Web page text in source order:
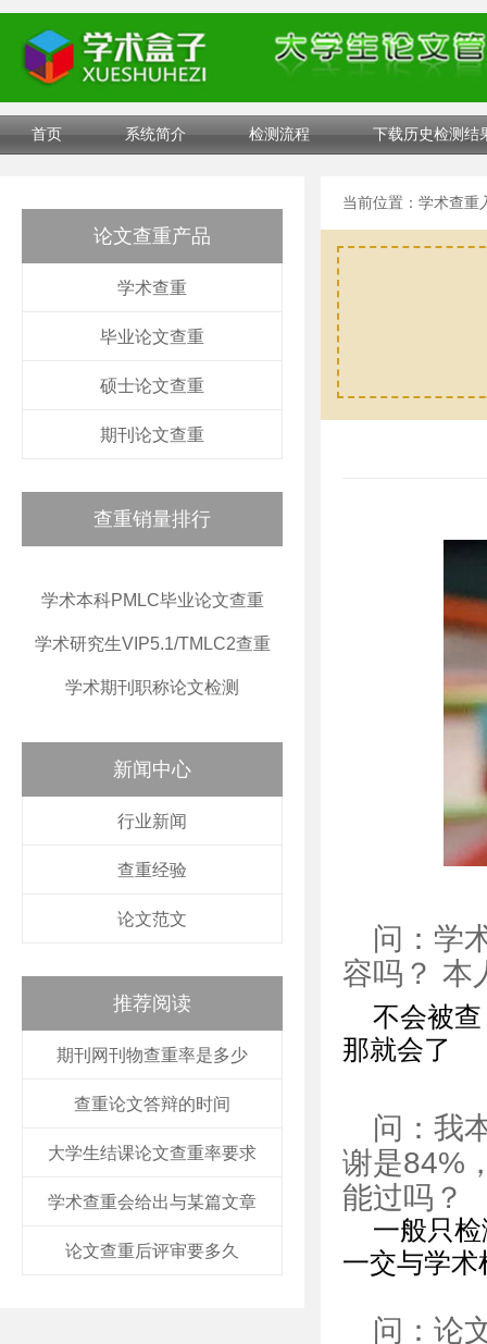
首页 系统简介 检测流程 下载历史检测结
论文查重产品
学术查重
毕业论文查重
硕士论文查重
期刊论文查重
查重销量排行
学术本科PMLC毕业论文查重
学术研究生VIP5.1/TMLC2查重
学术期刊职称论文检测
新闻中心
行业新闻
查重经验
论文范文
推荐阅读
期刊网刊物查重率是多少
查重论文答辩的时间
大学生结课论文查重率要求
学术查重会给出与某篇文章
论文查重后评审要多久
当前位置： 学术查重
问：学
容吗？ 本
不会被
那就会了
问：我
谢是84%
能过吗？
一般只
一交与学
问：论